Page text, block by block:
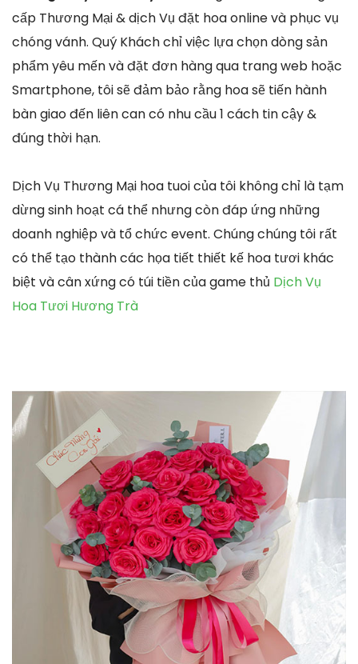
cấp Thương Mại & dịch Vụ đặt hoa online và phục vụ
chóng vánh. Quý Khách chỉ việc lựa chọn dòng sản
phẩm yêu mến và đặt đơn hàng qua trang web hoặc
Smartphone, tôi sẽ đảm bảo rằng hoa sẽ tiến hành
bàn giao đến liên can có nhu cầu 1 cách tin cậy &
đúng thời hạn.
Dịch Vụ Thương Mại hoa tuoi của tôi không chỉ là tạm
dừng sinh hoạt cá thể nhưng còn đáp ứng những
doanh nghiệp và tổ chức event. Chúng chúng tôi rất
có thể tạo thành các họa tiết thiết kế hoa tươi khác
biệt và cân xứng có túi tiền của game thủ Dịch Vụ
Hoa Tươi Hương Trà